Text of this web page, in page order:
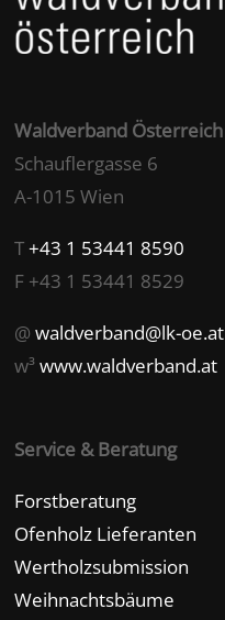
Waldverband Österreich
Schauflergasse 6
A-1015 Wien
T+43 1 53441 8590
F +43 1 53441 8529
@waldverband@lk-oe.at
w³www.waldverband.at
Service & Beratung
Forstberatung
Ofenholz Lieferanten
Wertholzsubmission
Weihnachtsbäume